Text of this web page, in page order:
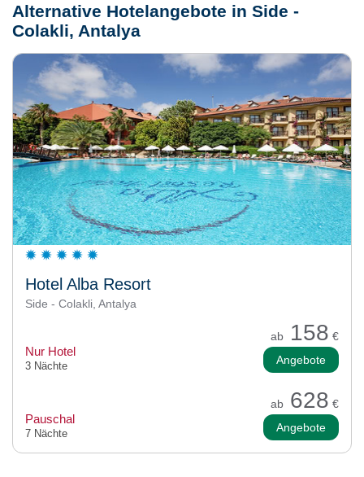
Alternative Hotelangebote in Side -
Colakli, Antalya
Hotel Alba Resort
Side - Colakli, Antalya
ab 158 €
Nur Hotel
3 Nächte Angebote
ab 628 €
Pauschal
7 Nächte Angebote